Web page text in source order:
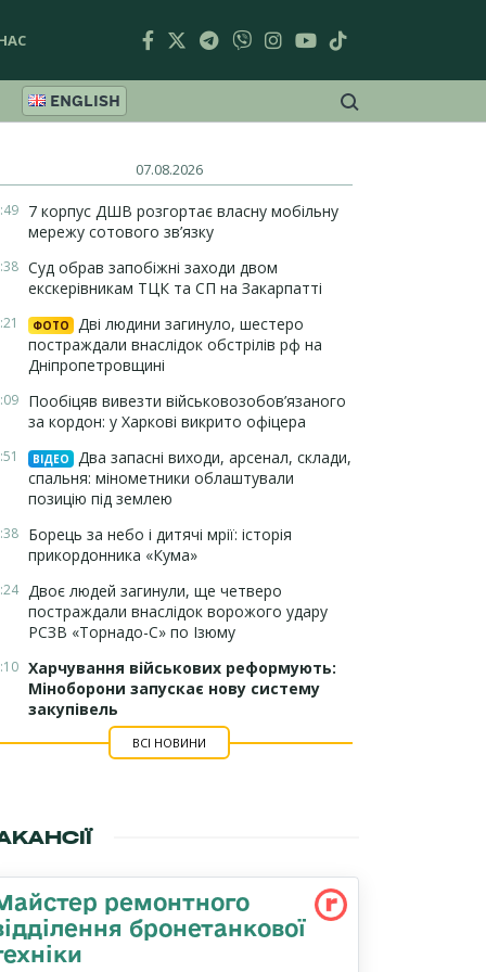
ENGLISH
07.08.2026
7 корпус ДШВ розгортає власну мобільну
мережу сотового зв’язку
Суд обрав запобіжні заходи двом
екскерівникам ТЦК та СП на Закарпатті
ФОТО
Дві людини загинуло, шестеро
постраждали внаслідок обстрілів рф на
Дніпропетровщині
Пообіцяв вивезти військовозобов’язаного
за кордон: у Харкові викрито офіцера
ВІДЕО
Два запасні виходи, арсенал, склади,
спальня: мінометники облаштували
позицію під землею
Борець за небо і дитячі мрії: історія
прикордонника «Кума»
Двоє людей загинули, ще четверо
постраждали внаслідок ворожого удару
РСЗВ «Торнадо-С» по Ізюму
Харчування військових реформують:
Міноборони запускає нову систему
закупівель
ВСІ НОВИНИ
ремонтного
бронетанкової